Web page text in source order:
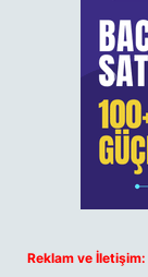
Reklam ve İletişim: